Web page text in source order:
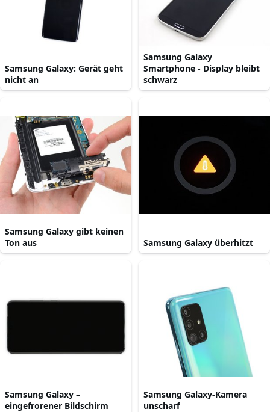
Samsung Galaxy: Gerät geht
nicht an
Samsung Galaxy
Smartphone - Display bleibt
schwarz
Samsung Galaxy gibt keinen
Ton aus
Samsung Galaxy überhitzt
Samsung Galaxy –
eingefrorener Bildschirm
Samsung Galaxy-Kamera
unscharf